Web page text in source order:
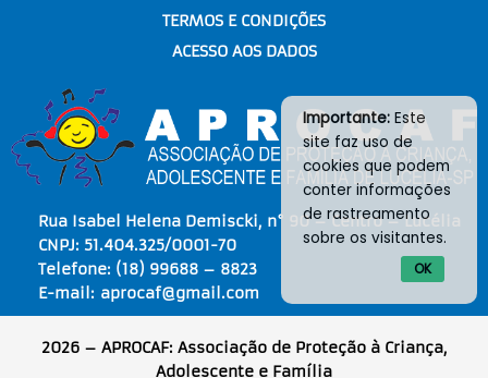
TERMOS E CONDIÇÕES
ACESSO AOS DADOS
Rua Isabel Helena Demiscki, n° 90 – Centro – Lucélia
CNPJ: 51.404.325/0001-70
Telefone: (18) 99688 – 8823
E-mail: aprocaf@gmail.com
2026 – APROCAF: Associação de Proteção à Criança,
Adolescente e Família
Importante: Este
site faz uso de
cookies que podem
conter informações
de rastreamento
sobre os visitantes.
OK